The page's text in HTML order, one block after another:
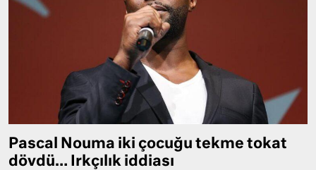
Pascal Nouma iki çocuğu tekme tokat
dövdü… Irkçılık iddiası